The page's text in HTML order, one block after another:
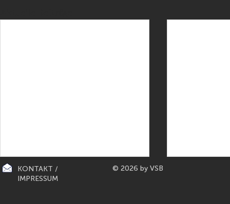
KONTAKT /
IMPRESSUM
© 2026 by VSB